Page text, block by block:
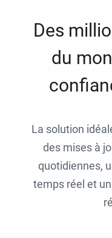
Des
du
La solution
des mises à
quotidiennes,
temps réel et